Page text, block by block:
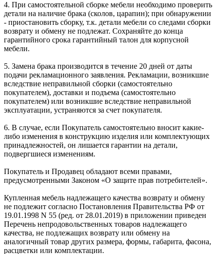
4. При самостоятельной сборке мебели необходимо проверить
детали на наличие брака (сколов, царапин); при обнаружении
- приостановить сборку, т.к. детали мебели со следами сборки
возврату и обмену не подлежат. Сохраняйте до конца
гарантийного срока гарантийный талон для корпусной
мебели.
5. Замена брака производится в течение 20 дней от даты
подачи рекламационного заявления. Рекламации, возникшие
вследствие неправильной сборки (самостоятельно
покупателем), доставки и подъема (самостоятельно
покупателем) или возникшие вследствие неправильной
эксплуатации, устраняются за счет покупателя.
6. В случае, если Покупатель самостоятельно вносит какие-
либо изменения в конструкцию изделия или комплектующих
принадлежностей, он лишается гарантии на детали,
подвергшиеся изменениям.
Покупатель и Продавец обладают всеми правами,
предусмотренными Законом «О защите прав потребителей».
Купленная мебель надлежащего качества возврату и обмену
не подлежит согласно Постановления Правительства РФ от
19.01.1998 N 55 (ред. от 28.01.2019) в приложении приведен
Перечень непродовольственных товаров надлежащего
качества, не подлежащих возврату или обмену на
аналогичный товар других размера, формы, габарита, фасона,
расцветки или комплектации.